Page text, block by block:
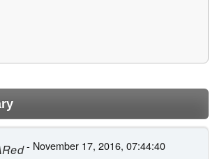
- November 17, 2016, 07:44:40